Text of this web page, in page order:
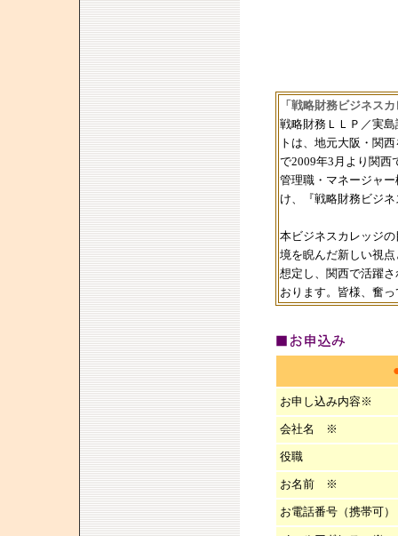
「戦略財務ビジネス
戦略財務ＬＬＰ／実
トは、地元大阪・関
で2009年3月より関西
管理職・マネージャ
け、『戦略財務ビジ
本ビジネスカレッジ
境を睨んだ新しい視
想定し、関西で活躍
おります。皆様、奮
お申し込み内容※
会社名 ※
役職
お名前 ※
お電話番号（携帯可